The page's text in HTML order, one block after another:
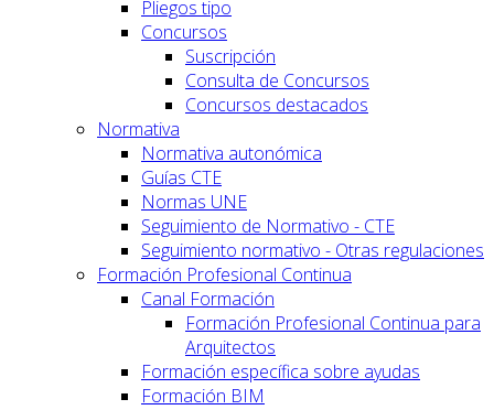
Pliegos tipo
Concursos
Suscripción
Consulta de Concursos
Concursos destacados
Normativa
Normativa autonómica
Guías CTE
Normas UNE
Seguimiento de Normativo - CTE
Seguimiento normativo - Otras regulaciones
Formación Profesional Continua
Canal Formación
Formación Profesional Continua para
Arquitectos
Formación específica sobre ayudas
Formación BIM